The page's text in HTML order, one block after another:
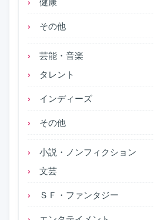
その他
芸能・音楽
タレント
インディーズ
その他
小説・ノンフィクション
文芸
ＳＦ・ファンタジー